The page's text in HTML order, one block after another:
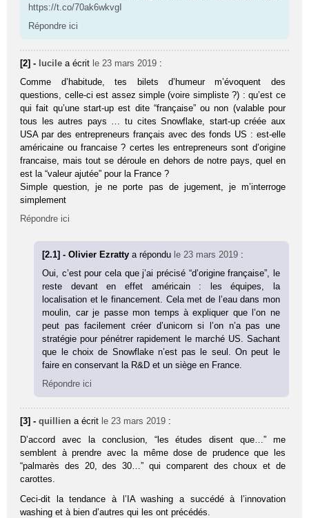
https://t.co/70ak6wkvgI
Répondre ici
[2] - lucile a écrit le 23 mars 2019 :
Comme d’habitude, tes bilets d’humeur m’évoquent des
questions, celle-ci est assez simple (voire simpliste ?) : qu’est ce
qui fait qu’une start-up est dite “française” ou non (valable pour
tous les autres pays … tu cites Snowflake, start-up créée aux
USA par des entrepreneurs français avec des fonds US : est-elle
américaine ou francaise ? certes les entrepreneurs sont d’origine
francaise, mais tout se déroule en dehors de notre pays, quel en
est la “valeur ajutée” pour la France ?
Simple question, je ne porte pas de jugement, je m’interroge
simplement
Répondre ici
[2.1] - Olivier Ezrattya répondu le 23 mars 2019 :
Oui, c’est pour cela que j’ai précisé “d’origine française”, le
reste devant en effet américain : les équipes, la
localisation et le financement. Cela met de l’eau dans mon
moulin, car je passe mon temps à expliquer que l’on ne
peut pas facilement créer d’unicorn si l’on n’a pas une
stratégie pour pénétrer rapidement le marché US. Sachant
que le choix de Snowflake n’est pas le seul. On peut le
faire en conservant la R&D et un siège en France.
Répondre ici
[3] -quillien a écrit le 23 mars 2019 :
D’accord avec la conclusion, “les études disent que…” me
semblent à prendre avec la même dose de prudence que les
“palmarès des 20, des 30…” qui comparent des choux et de
carottes.
Ceci-dit la tendance à l’IA washing a succédé à l’innovation
washing et à bien d’autres qui les ont précédés.